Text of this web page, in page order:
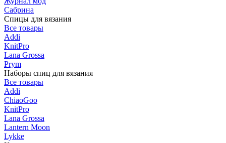
Сабрина
Спицы для вязания
Все товары
Addi
KnitPro
Lana Grossa
Prym
Наборы спиц для вязания
Все товары
Addi
ChiaoGoo
KnitPro
Lana Grossa
Lantern Moon
Lykke